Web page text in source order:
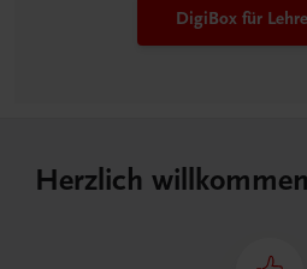
DigiBox für
Herzlich